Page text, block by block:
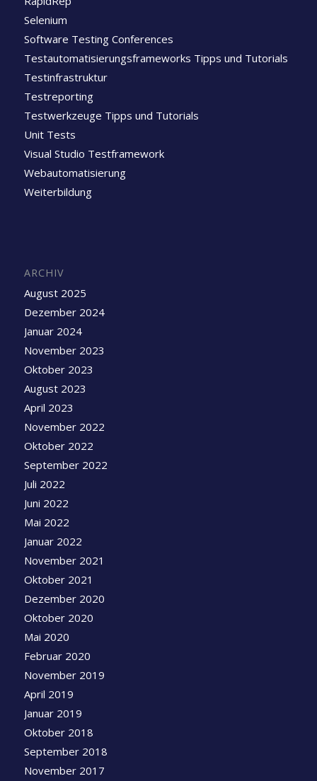
Selenium
Software Testing Conferences
Testautomatisierungsframeworks Tipps und Tutorials
Testinfrastruktur
Testreporting
Testwerkzeuge Tipps und Tutorials
Unit Tests
Visual Studio Testframework
Webautomatisierung
Weiterbildung
ARCHIV
August 2025
Dezember 2024
Januar 2024
November 2023
Oktober 2023
August 2023
April 2023
November 2022
Oktober 2022
September 2022
Juli 2022
Juni 2022
Mai 2022
Januar 2022
November 2021
Oktober 2021
Dezember 2020
Oktober 2020
Mai 2020
Februar 2020
November 2019
April 2019
Januar 2019
Oktober 2018
September 2018
November 2017